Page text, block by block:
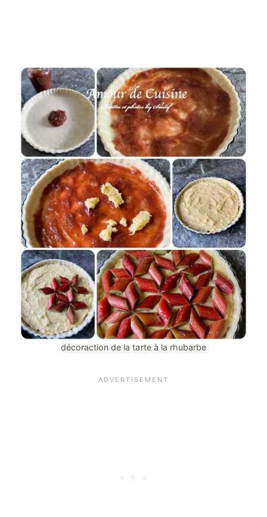
décoraction de la tarte à la rhubarbe